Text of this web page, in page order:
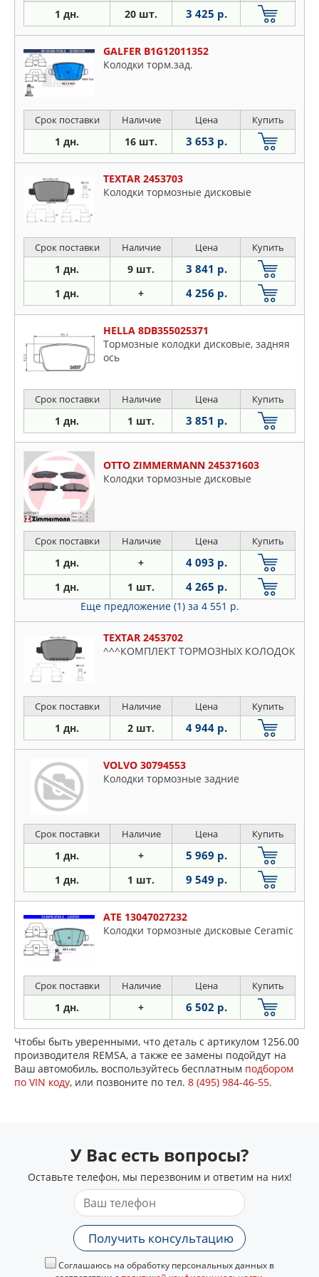
1 дн. 20 шт. 3 425 р.
GALFER B1G12011352
Колодки торм.зад.
Срок поставки Наличие Цена Купить
1 дн. 16 шт. 3 653 р.
TEXTAR 2453703
Колодки тормозные дисковые
Срок поставки Наличие Цена Купить
1 дн. 9 шт. 3 841 р.
1 дн. + 4 256 р.
HELLA 8DB355025371
Тормозные колодки дисковые, задняя
ось
Срок поставки Наличие Цена Купить
1 дн. 1 шт. 3 851 р.
OTTO ZIMMERMANN 245371603
Колодки тормозные дисковые
Срок поставки Наличие Цена Купить
1 дн. + 4 093 р.
1 дн. 1 шт. 4 265 р.
Еще предложение (1) за 4 551 р.
TEXTAR 2453702
^^^КОМПЛЕКТ ТОРМОЗНЫХ КОЛОДОК
Срок поставки Наличие Цена Купить
1 дн. 2 шт. 4 944 р.
VOLVO 30794553
Колодки тормозные задние
Срок поставки Наличие Цена Купить
1 дн. + 5 969 р.
1 дн. 1 шт. 9 549 р.
ATE 13047027232
Колодки тормозные дисковые Ceramic
Срок поставки Наличие Цена Купить
1 дн. + 6 502 р.
Чтобы быть уверенными, что деталь с артикулом 1256.00
производителя REMSA, а также ее замены подойдут на
Ваш автомобиль, воспользуйтесь бесплатным подбором
по VIN коду, или позвоните по тел. 8 (495) 984-46-55.
У Вас есть вопросы?
Оставьте телефон, мы перезвоним и ответим на них!
Получить консультацию
Соглашаюсь на обработку персональных данных в